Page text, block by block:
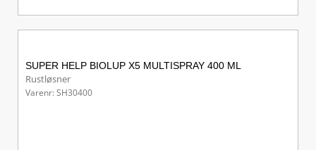
SUPER HELP BIOLUP X5 MULTISPRAY 400 ML
Rustløsner
Varenr: SH30400